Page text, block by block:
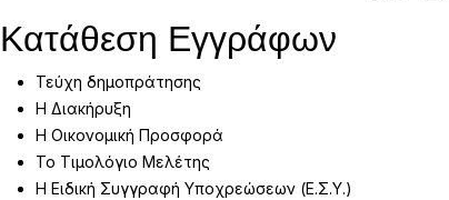
Κατάθεση Εγγράφων
Τεύχη δημοπράτησης
Η Διακήρυξη
Η Οικονομική Προσφορά
Το Τιμολόγιο Μελέτης
Η Ειδική Συγγραφή Υποχρεώσεων (Ε.Σ.Υ.)